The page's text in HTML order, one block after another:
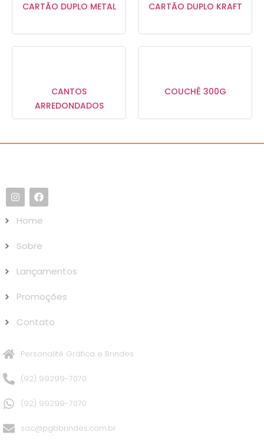
CARTÃO DUPLO METAL CARTÃO DUPLO KRAFT
CANTOS
ARREDONDADOS
COUCHÊ 300G
Home
Sobre
Lançamentos
Promoções
Contato
Personalitê Gráfica e Brindes
(92) 99299-7070
(92) 99299-7070
sac@pgbbrindes.com.br